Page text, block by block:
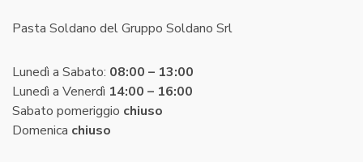
Pasta Soldano del Gruppo Soldano Srl
Lunedì a Sabato: 08:00 – 13:00
Lunedì a Venerdì 14:00 – 16:00
Sabato pomeriggio chiuso
Domenica chiuso